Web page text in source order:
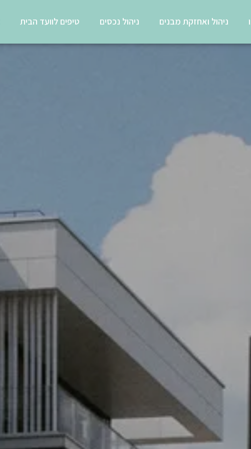
ניהול ואחזקת מבנים ניהול נכסים טיפים לוועד הבית